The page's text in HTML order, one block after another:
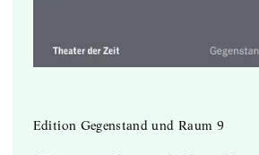
Edition Gegenstand und Raum 9